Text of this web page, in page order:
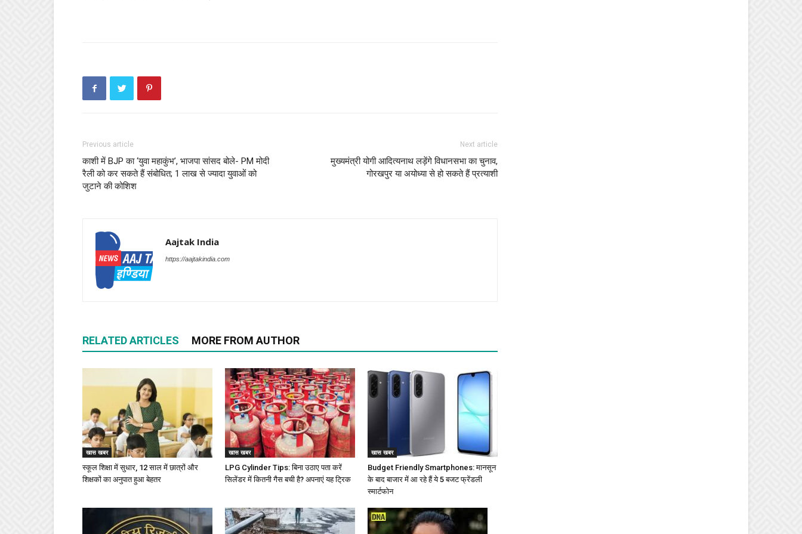
Previous article
काशी में BJP का ‘युवा महाकुंभ’, भाजपा सांसद बोले- PM मोदी
रैली को कर सकते हैं संबोधित; 1 लाख से ज्यादा युवाओं को
जुटाने की कोशिश
Next article
मुख्यमंत्री योगी आदित्यनाथ लड़ेंगे विधानसभा का चुनाव,
गोरखपुर या अयोध्या से हो सकते हैं प्रत्याशी
Aajtak India
https://aajtakindia.com
RELATED ARTICLES MORE FROM AUTHOR
खास खबर
स्कूल शिक्षा में सुधार, 12 साल में छात्रों और
शिक्षकों का अनुपात हुआ बेहतर
खास खबर
LPG Cylinder Tips: बिना उठाए पता करें
सिलेंडर में कितनी गैस बची है? अपनाएं यह ट्रिक
खास खबर
Budget Friendly Smartphones: मानसून
के बाद बाजार में आ रहे हैं ये 5 बजट फ्रेंडली
स्मार्टफोन